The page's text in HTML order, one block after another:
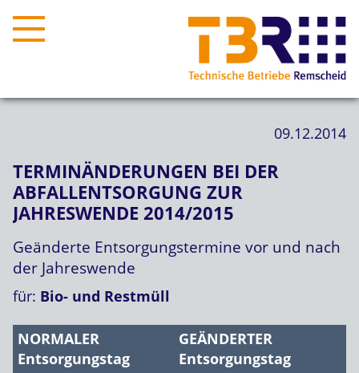
09.12.2014
TERMINÄNDERUNGEN BEI DER
ABFALLENTSORGUNG ZUR
JAHRESWENDE 2014/2015
Geänderte Entsorgungstermine vor und nach
der Jahreswende
für: Bio- und Restmüll
NORMALER
Entsorgungstag
GEÄNDERTER
Entsorgungstag